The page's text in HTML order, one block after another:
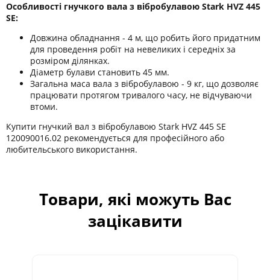
Особливості гнучкого вала з вібробулавою Stark HVZ 445
SE:
Довжина обладнання - 4 м, що робить його придатним
для проведення робіт на невеликих і середніх за
розміром ділянках.
Діаметр булави становить 45 мм.
Загальна маса вала з вібробулавою - 9 кг, що дозволяє
працювати протягом тривалого часу, не відчуваючи
втоми.
Купити гнучкий вал з вібробулавою Stark HVZ 445 SE
120090016.02 рекомендується для професійного або
любительського використання.
Товари, які можуть Вас
зацікавити